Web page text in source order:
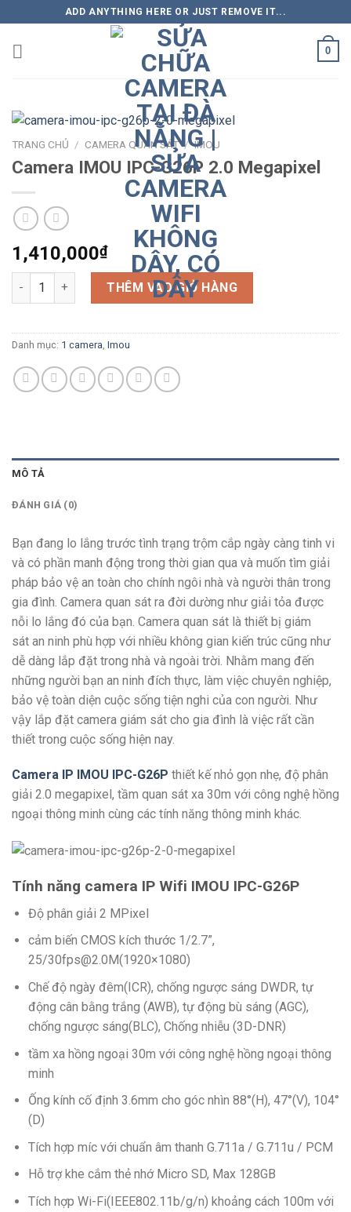
to
content
ADD ANYTHING HERE OR JUST REMOVE IT...
0
TRANG CHỦ / CAMERA QUAN SÁT / IMOU
Camera IMOU IPC-G26P 2.0 Megapixel
1,410,000₫
Camera IMOU IPC-G26P 2.0 Megapixel số lượng
THÊM VÀO GIỎ HÀNG
Danh mục: 1 camera Imou
MÔ TẢ
ĐÁNH GIÁ (0)
Bạn đang lo lắng trước tình trạng trộm cắp ngày càng tinh vi
và có phần manh động trong thời gian qua và muốn tìm giải
pháp bảo vệ an toàn cho chính ngôi nhà và người thân trong
gia đình. Camera quan sát ra đời dường như giải tỏa được
nỗi lo lắng đó của bạn. Camera quan sát là thiết bị giám
sát an ninh phù hợp với nhiều không gian kiến trúc cũng như
dễ dàng lắp đặt trong nhà và ngoài trời. Nhằm mang đến
những người bạn an ninh đích thực, làm việc chuyên nghiệp,
bảo vệ toàn diện cuộc sống tiện nghi của con người. Như
vậy lắp đặt camera giám sát cho gia đình là việc rất cần
thiết trong cuộc sống hiện nay.
Camera IP IMOU IPC-G26P thiết kế nhỏ gọn nhẹ, độ phân
giải 2.0 megapixel, tầm quan sát xa 30m với công nghệ hồng
ngoại thông minh cùng các tính năng thông minh khác.
Tính năng camera IP Wifi IMOU IPC-G26P
Độ phân giải 2 MPixel
cảm biến CMOS kích thước 1/2.7”,
25/30fps@2.0M(1920×1080)
Chế độ ngày đêm(ICR), chống ngược sáng DWDR, tự
động cân bằng trắng (AWB), tự động bù sáng (AGC),
chống ngược sáng(BLC), Chống nhiễu (3D-DNR)
tầm xa hồng ngoại 30m với công nghệ hồng ngoại thông
minh
Ống kính cố định 3.6mm cho góc nhìn 88°(H), 47°(V), 104°
(D)
Tích hợp míc với chuẩn âm thanh G.711a / G.711u / PCM
Hỗ trợ khe cắm thẻ nhớ Micro SD, Max 128GB
Tích hợp Wi-Fi(IEEE802.11b/g/n) khoảng cách 100m với